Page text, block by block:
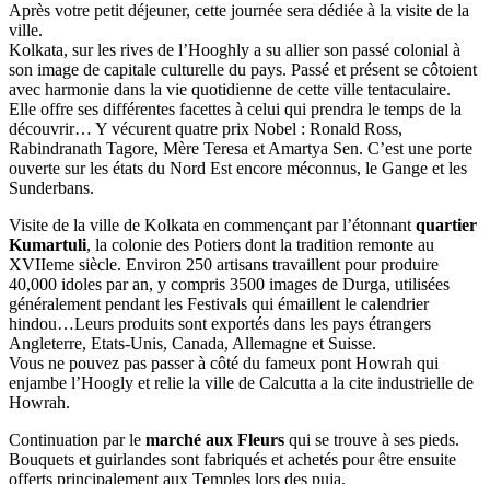
Après votre petit déjeuner, cette journée sera dédiée à la visite de la
ville.
Kolkata, sur les rives de l’Hooghly a su allier son passé colonial à
son image de capitale culturelle du pays. Passé et présent se côtoient
avec harmonie dans la vie quotidienne de cette ville tentaculaire.
Elle offre ses différentes facettes à celui qui prendra le temps de la
découvrir… Y vécurent quatre prix Nobel : Ronald Ross,
Rabindranath Tagore, Mère Teresa et Amartya Sen. C’est une porte
ouverte sur les états du Nord Est encore méconnus, le Gange et les
Sunderbans.
Visite de la ville de Kolkata en commençant par l’étonnant quartier
Kumartuli, la colonie des Potiers dont la tradition remonte au
XVIIeme siècle. Environ 250 artisans travaillent pour produire
40,000 idoles par an, y compris 3500 images de Durga, utilisées
généralement pendant les Festivals qui émaillent le calendrier
hindou…Leurs produits sont exportés dans les pays étrangers
Angleterre, Etats-Unis, Canada, Allemagne et Suisse.
Vous ne pouvez pas passer à côté du fameux pont Howrah qui
enjambe l’Hoogly et relie la ville de Calcutta a la cite industrielle de
Howrah.
Continuation par le marché aux Fleurs qui se trouve à ses pieds.
Bouquets et guirlandes sont fabriqués et achetés pour être ensuite
offerts principalement aux Temples lors des puja.